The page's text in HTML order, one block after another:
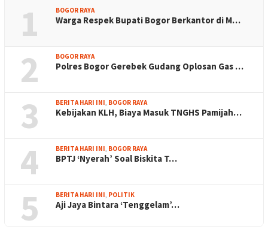
1 BOGOR RAYA
Warga Respek Bupati Bogor Berkantor di M…
2 BOGOR RAYA
Polres Bogor Gerebek Gudang Oplosan Gas …
3 BERITA HARI INI, BOGOR RAYA
Kebijakan KLH, Biaya Masuk TNGHS Pamijah…
4 BERITA HARI INI, BOGOR RAYA
BPTJ ‘Nyerah’ Soal Biskita T…
5 BERITA HARI INI, POLITIK
Aji Jaya Bintara ‘Tenggelam’…